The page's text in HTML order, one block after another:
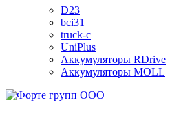
D23
bci31
truck-c
UniPlus
Аккумуляторы RDrive
Аккумуляторы MOLL